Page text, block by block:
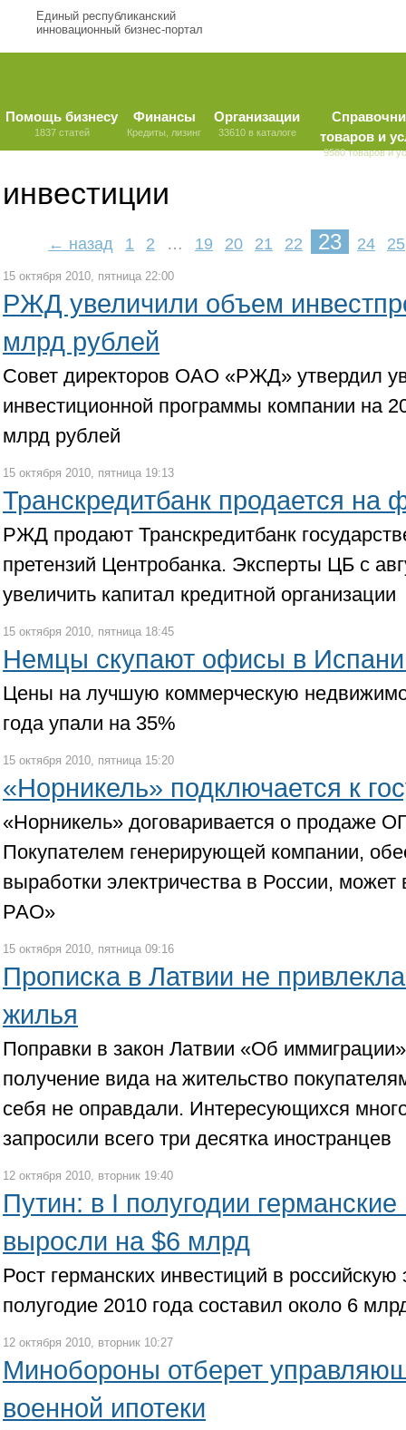
Единый республиканский
инновационный бизнес-портал
Помощь бизнесу
1837 статей
Финансы
Кредиты, лизинг
Организации
33610 в каталоге
товаров и
9580 товаров и
инвестиции
← назад 1 2 … 19 20 21 22 23 24 25
15 октября 2010, пятница 22:00
РЖД увеличили объем
млрд рублей
Совет директоров ОАО «РЖД» утвердил
инвестиционной программы компании на
млрд рублей
15 октября 2010, пятница 19:13
Транскредитбанк продается на
РЖД продают Транскредитбанк
претензий Центробанка. Эксперты ЦБ с
увеличить капитал кредитной организации
15 октября 2010, пятница 18:45
Немцы скупают офисы в
Цены на лучшую коммерческую
года упали на 35%
15 октября 2010, пятница 15:20
«Норникель» подключается к
«Норникель» договаривается о продаже
Покупателем генерирующей компании,
выработки электричества в России,
РАО»
15 октября 2010, пятница 09:16
Прописка в Латвии не
жилья
Поправки в закон Латвии «Об
получение вида на жительство
себя не оправдали. Интересующихся
запросили всего три десятка иностранцев
12 октября 2010, вторник 19:40
Путин: в I полугодии
выросли на $6 млрд
Рост германских инвестиций в российскую
полугодие 2010 года составил около 6
12 октября 2010, вторник 10:27
Минобороны отберет
военной ипотеки